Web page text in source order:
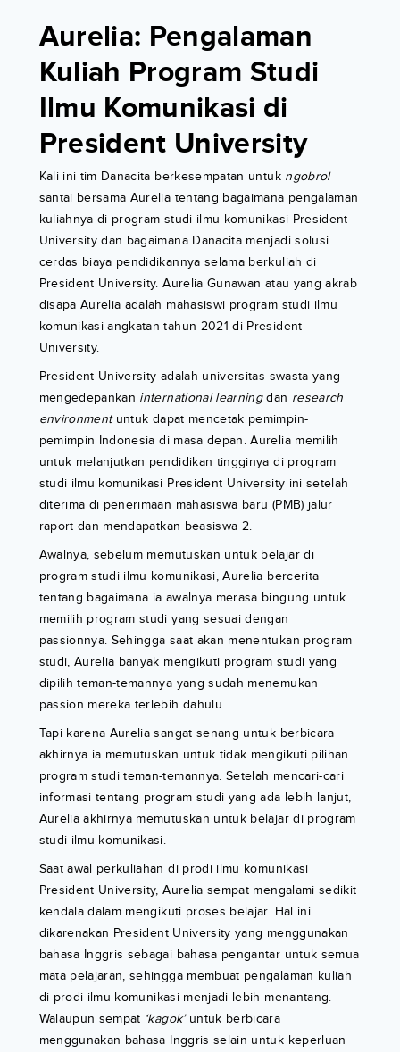
Aurelia: Pengalaman
Kuliah Program Studi
Ilmu Komunikasi di
President University
Kali ini tim Danacita berkesempatan untuk ngobrol
santai bersama Aurelia tentang bagaimana pengalaman
kuliahnya di program studi ilmu komunikasi President
University dan bagaimana Danacita menjadi solusi
cerdas biaya pendidikannya selama berkuliah di
President University. Aurelia Gunawan atau yang akrab
disapa Aurelia adalah mahasiswi program studi ilmu
komunikasi angkatan tahun 2021 di President
University.
President University adalah universitas swasta yang
mengedepankan international learningdan research
environmentuntuk dapat mencetak pemimpin-
pemimpin Indonesia di masa depan. Aurelia memilih
untuk melanjutkan pendidikan tingginya di program
studi ilmu komunikasi President University ini setelah
diterima di penerimaan mahasiswa baru (PMB) jalur
raport dan mendapatkan beasiswa 2.
Awalnya, sebelum memutuskan untuk belajar di
program studi ilmu komunikasi, Aurelia bercerita
tentang bagaimana ia awalnya merasa bingung untuk
memilih program studi yang sesuai dengan
passionnya. Sehingga saat akan menentukan program
studi, Aurelia banyak mengikuti program studi yang
dipilih teman-temannya yang sudah menemukan
passion mereka terlebih dahulu.
Tapi karena Aurelia sangat senang untuk berbicara
akhirnya ia memutuskan untuk tidak mengikuti pilihan
program studi teman-temannya. Setelah mencari-cari
informasi tentang program studi yang ada lebih lanjut,
Aurelia akhirnya memutuskan untuk belajar di program
studi ilmu komunikasi.
Saat awal perkuliahan di prodi ilmu komunikasi
President University, Aurelia sempat mengalami sedikit
kendala dalam mengikuti proses belajar. Hal ini
dikarenakan President University yang menggunakan
bahasa Inggris sebagai bahasa pengantar untuk semua
mata pelajaran, sehingga membuat pengalaman kuliah
di prodi ilmu komunikasi menjadi lebih menantang.
Walaupun sempat ‘kagok’untuk berbicara
menggunakan bahasa Inggris selain untuk keperluan